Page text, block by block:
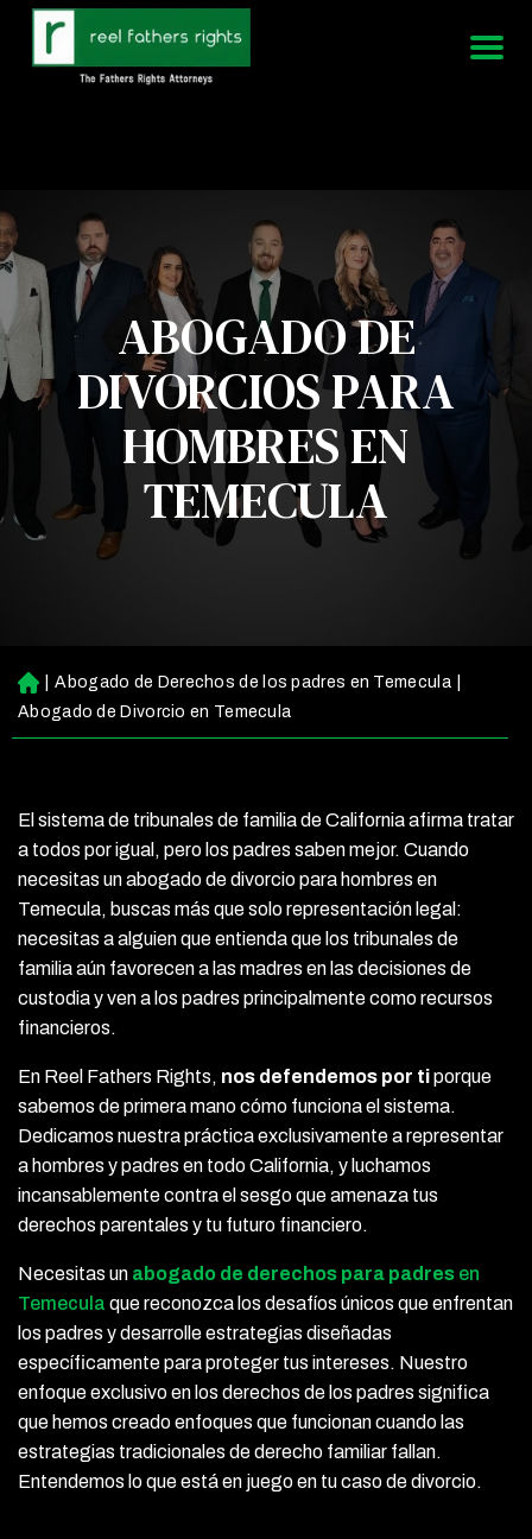
951-339-3826
Estamos disponibles 24/7
ABOGADO DE
DIVORCIOS PARA
HOMBRES EN
TEMECULA
Ini
ci
o
Abogado de Derechos de los padres en Temecula
Abogado de Divorcio en Temecula
El sistema de tribunales de familia de California afirma tratar
a todos por igual, pero los padres saben mejor. Cuando
necesitas un abogado de divorcio para hombres en
Temecula, buscas más que solo representación legal:
necesitas a alguien que entienda que los tribunales de
familia aún favorecen a las madres en las decisiones de
custodia y ven a los padres principalmente como recursos
financieros.
En Reel Fathers Rights, nos defendemos por tiporque
sabemos de primera mano cómo funciona el sistema.
Dedicamos nuestra práctica exclusivamente a representar
a hombres y padres en todo California, y luchamos
incansablemente contra el sesgo que amenaza tus
derechos parentales y tu futuro financiero.
Necesitas un abogado de derechos para padres en
Temecula que reconozca los desafíos únicos que enfrentan
los padres y desarrolle estrategias diseñadas
específicamente para proteger tus intereses. Nuestro
enfoque exclusivo en los derechos de los padres significa
que hemos creado enfoques que funcionan cuando las
estrategias tradicionales de derecho familiar fallan.
Entendemos lo que está en juego en tu caso de divorcio.